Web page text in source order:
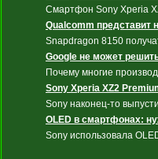
Смартфон Sony Xperia
Qualcomm представит
Snapdragon 8150
Google не может
Почему многие
Sony Xperia XZ2
Sony наконец-то
OLED в смартфонах:
Sony использовала